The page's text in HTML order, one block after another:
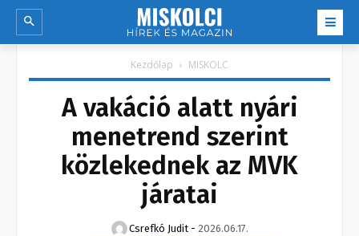
Kezdőlap MISKOLC
A vakáció alatt nyári
menetrend szerint
közlekednek az MVK
járatai
Csrefkó Judit - 2026.06.17.